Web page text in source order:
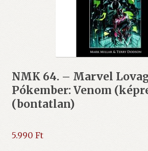
NMK 64. – Marvel
Pókember: Venom
(bontatlan)
5.990 Ft